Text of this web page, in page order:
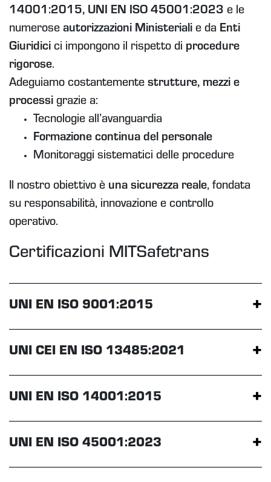
14001:2015, UNI EN ISO 45001:2023 e le
numerose autorizzazioni Ministeriali e da Enti
Giuridici ci impongono il rispetto di procedure
rigorose.
Adeguiamo costantemente strutture, mezzi e
processi grazie a:
Tecnologie all’avanguardia
Formazione continua del personale
Monitoraggi sistematici delle procedure
Il nostro obiettivo è una sicurezza reale, fondata
su responsabilità, innovazione e controllo
operativo.
Certificazioni MITSafetrans
UNI EN ISO 9001:2015 +
UNI CEI EN ISO 13485:2021 +
UNI EN ISO 14001:2015 +
UNI EN ISO 45001:2023 +